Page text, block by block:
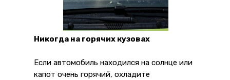
Никогда на горячих кузовах
Если автомобиль находился на солнце или
капот очень горячий, охладите